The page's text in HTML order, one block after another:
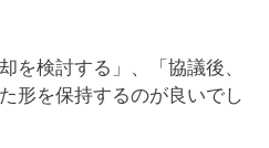
を検討する」、「協議後、
形を保持するのが良いでし